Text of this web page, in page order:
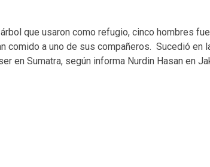
que usaron como refugio, cinco hombres
a uno de sus compañeros. Sucedió en
en Sumatra, según informa Nurdin Hasan en